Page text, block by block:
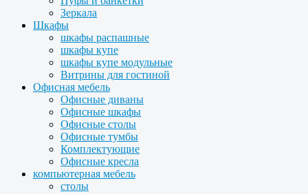
Зеркала
Шкафы
шкафы распашные
шкафы купе
шкафы купе модульные
Витрины для гостиной
Офисная мебель
Офисные диваны
Офисные шкафы
Офисные столы
Офисные тумбы
Комплектующие
Офисные кресла
компьютерная мебель
столы